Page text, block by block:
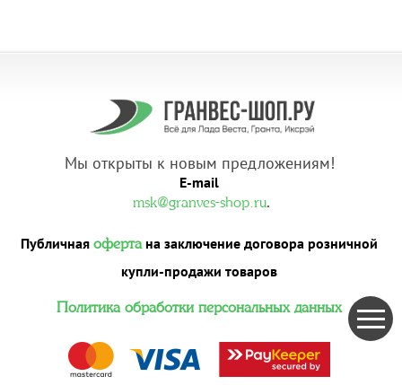
Мы открыты к новым предложениям!
E-mail
msk@granves-shop.ru.
Публичная офертана заключение договора розничной
купли-продажи товаров
Политика обработки персональных данных